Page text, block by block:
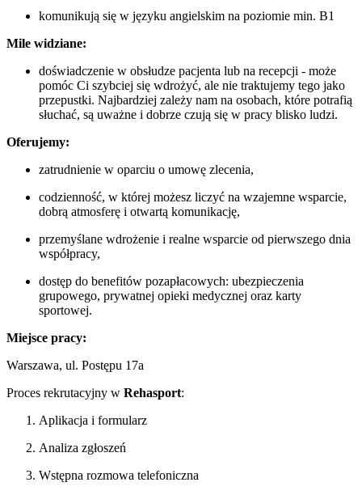
komunikują się w języku angielskim na poziomie min. B1
Mile widziane:
doświadczenie w obsłudze pacjenta lub na recepcji - może
pomóc Ci szybciej się wdrożyć, ale nie traktujemy tego jako
przepustki. Najbardziej zależy nam na osobach, które potrafią
słuchać, są uważne i dobrze czują się w pracy blisko ludzi.
Oferujemy:
zatrudnienie w oparciu o umowę zlecenia,
codzienność, w której możesz liczyć na wzajemne wsparcie,
dobrą atmosferę i otwartą komunikację,
przemyślane wdrożenie i realne wsparcie od pierwszego dnia
współpracy,
dostęp do benefitów pozapłacowych: ubezpieczenia
grupowego, prywatnej opieki medycznej oraz karty
sportowej.
Miejsce pracy:
Warszawa, ul. Postępu 17a
Proces rekrutacyjny w Rehasport:
Aplikacja i formularz
Analiza zgłoszeń
Wstępna rozmowa telefoniczna